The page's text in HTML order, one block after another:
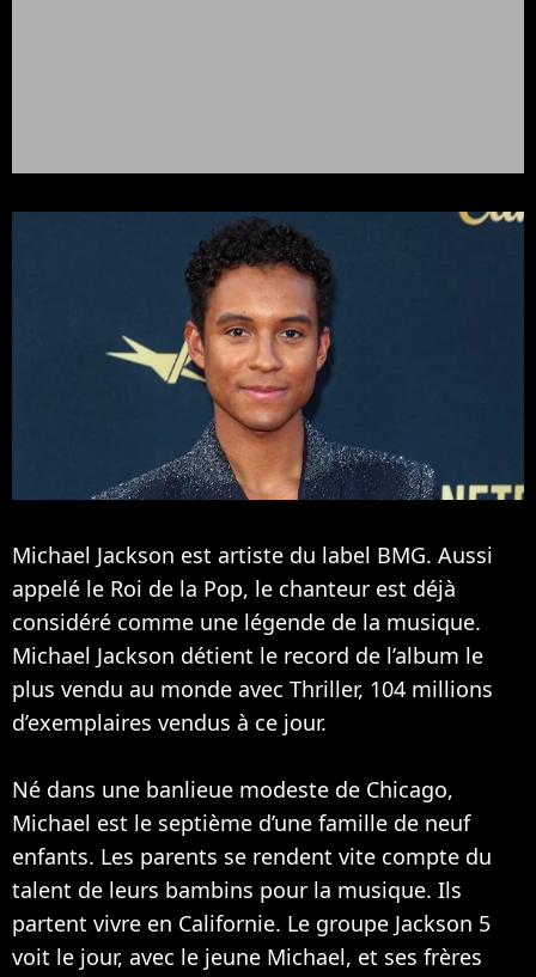
Michael Jackson est artiste du label BMG. Aussi
appelé le Roi de la Pop, le chanteur est déjà
considéré comme une légende de la musique.
Michael Jackson détient le record de l’album le
plus vendu au monde avec Thriller, 104 millions
d’exemplaires vendus à ce jour.
Né dans une banlieue modeste de Chicago,
Michael est le septième d’une famille de neuf
enfants. Les parents se rendent vite compte du
talent de leurs bambins pour la musique. Ils
partent vivre en Californie. Le groupe Jackson 5
voit le jour, avec le jeune Michael, et ses frères